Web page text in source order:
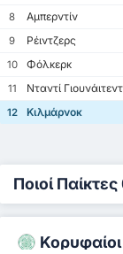
8
Αμπερντίν
9
Ρέιντζερς
10
Φόλκερκ
11
Νταντί Γιουνάιτεντ
12
Κιλμάρνοκ
Ποιοί